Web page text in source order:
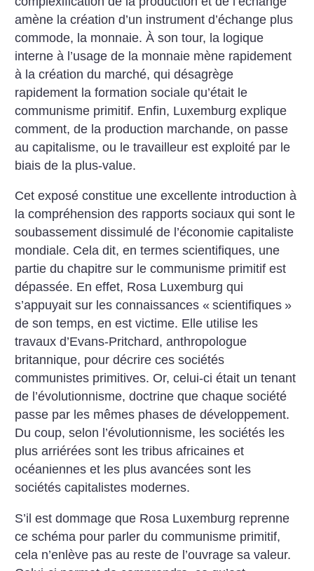
amène la création d’un instrument d’échange plus
commode, la monnaie. À son tour, la logique
interne à l’usage de la monnaie mène rapidement
à la création du marché, qui désagrège
rapidement la formation sociale qu’était le
communisme primitif. Enfin, Luxemburg explique
comment, de la production marchande, on passe
au capitalisme, ou le travailleur est exploité par le
biais de la plus-value.
Cet exposé constitue une excellente introduction à
la compréhension des rapports sociaux qui sont le
soubassement dissimulé de l’économie capitaliste
mondiale. Cela dit, en termes scientifiques, une
partie du chapitre sur le communisme primitif est
dépassée. En effet, Rosa Luxemburg qui
s’appuyait sur les connaissances « scientifiques »
de son temps, en est victime. Elle utilise les
travaux d’Evans-Pritchard, anthropologue
britannique, pour décrire ces sociétés
communistes primitives. Or, celui-ci était un tenant
de l’évolutionnisme, doctrine que chaque société
passe par les mêmes phases de développement.
Du coup, selon l’évolutionnisme, les sociétés les
plus arriérées sont les tribus africaines et
océaniennes et les plus avancées sont les
sociétés capitalistes modernes.
S’il est dommage que Rosa Luxemburg reprenne
ce schéma pour parler du communisme primitif,
cela n’enlève pas au reste de l’ouvrage sa valeur.